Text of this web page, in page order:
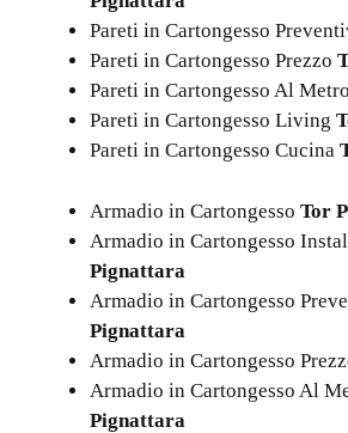
Pareti in Cartongesso
Pareti in Cartongesso Prezzo
Pareti in Cartongesso Al Metro
Pareti in Cartongesso Living
Pareti in Cartongesso Cucina
Armadio in Cartongesso Tor
Armadio in Cartongesso
Pignattara
Armadio in Cartongesso
Pignattara
Armadio in Cartongesso
Armadio in Cartongesso Al
Pignattara